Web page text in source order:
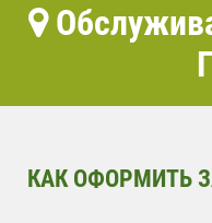
КАК ОФОРМИТЬ